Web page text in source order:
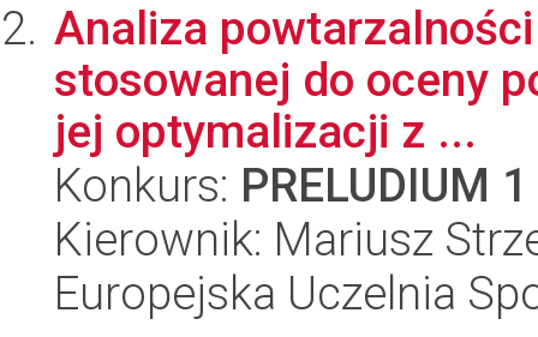
Analiza
stosowanej do oceny
jej optymalizacji z ...
Konkurs: PRELUDIUM 1
Kierownik: Mariusz
Europejska Uczelnia